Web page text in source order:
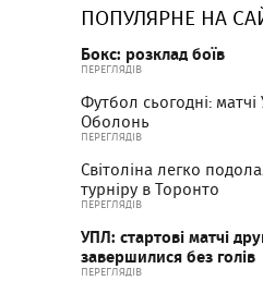
ПОПУЛЯРНЕ НА
Бокс: розклад боїв
ПЕРЕГЛЯДІВ
Футбол сьогодні:
Оболонь
ПЕРЕГЛЯДІВ
Світоліна легко
турніру в Торонто
ПЕРЕГЛЯДІВ
УПЛ: стартові матчі
завершилися без голів
ПЕРЕГЛЯДІВ